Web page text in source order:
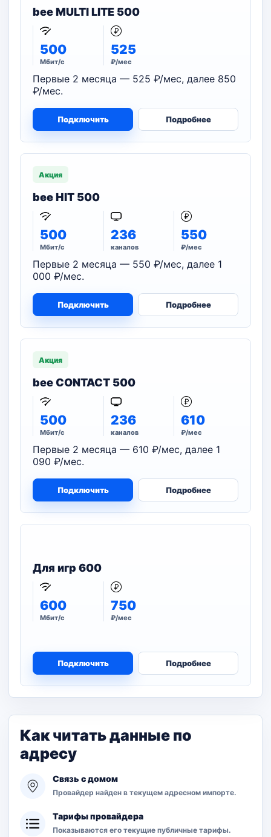
bee MULTI LITE 500
500
Мбит/с
525
₽/мес
Первые 2 месяца — 525 ₽/мес, далее 850
₽/мес.
Подключить Подробнее
Акция
bee HIT 500
500
Мбит/с
236
каналов
550
₽/мес
Первые 2 месяца — 550 ₽/мес, далее 1
000 ₽/мес.
Подключить Подробнее
Акция
bee CONTACT 500
500
Мбит/с
236
каналов
610
₽/мес
Первые 2 месяца — 610 ₽/мес, далее 1
090 ₽/мес.
Подключить Подробнее
Для игр 600
600
Мбит/с
750
₽/мес
Подключить Подробнее
Как читать данные по
адресу
Связь с домом
Провайдер найден в текущем адресном импорте.
Тарифы провайдера
Показываются его текущие публичные тарифы.